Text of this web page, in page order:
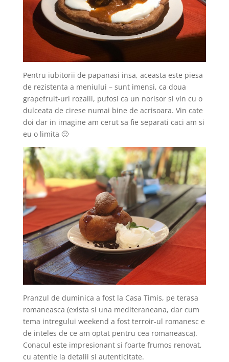
Pentru iubitorii de papanasi insa, aceasta este piesa
de rezistenta a meniului – sunt imensi, ca doua
grapefruit-uri rozalii, pufosi ca un norisor si vin cu o
dulceata de cirese numai bine de acrisoara. Vin cate
doi dar in imagine am cerut sa fie separati caci am si
eu o limita 🙂
Pranzul de duminica a fost la Casa Timis, pe terasa
romaneasca (exista si una mediteraneana, dar cum
tema intregului weekend a fost terroir-ul romanesc e
de inteles de ce am optat pentru cea romaneasca).
Conacul este impresionant si foarte frumos renovat,
cu atentie la detalii si autenticitate.